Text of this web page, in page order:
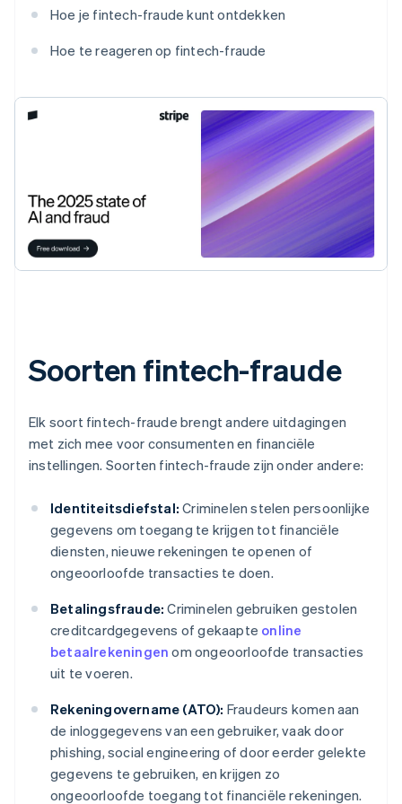
Hoe je fintech-fraude kunt ontdekken
Hoe te reageren op fintech-fraude
Soorten fintech-fraude
Elk soort fintech-fraude brengt andere uitdagingen
met zich mee voor consumenten en financiële
instellingen. Soorten fintech-fraude zijn onder andere:
Identiteitsdiefstal: Criminelen stelen persoonlijke
gegevens om toegang te krijgen tot financiële
diensten, nieuwe rekeningen te openen of
ongeoorloofde transacties te doen.
Betalingsfraude: Criminelen gebruiken gestolen
creditcardgegevens of gekaapte online
betaalrekeningen om ongeoorloofde transacties
uit te voeren.
Rekeningovername (ATO): Fraudeurs komen aan
de inloggegevens van een gebruiker, vaak door
phishing, social engineering of door eerder gelekte
gegevens te gebruiken, en krijgen zo
ongeoorloofde toegang tot financiële rekeningen.